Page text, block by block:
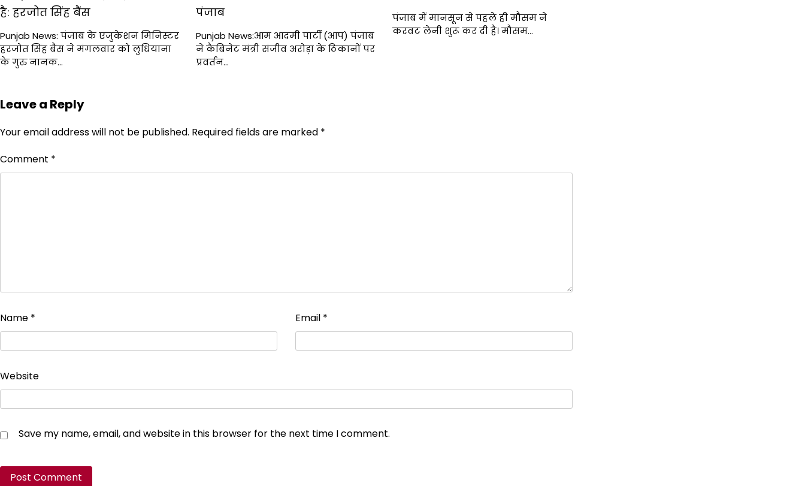
है: हरजोत सिंह बैंस
Punjab News: पंजाब के एजुकेशन मिनिस्टर
हरजोत सिंह बैंस ने मंगलवार को लुधियाना
के गुरु नानक…
पंजाब
Punjab News:आम आदमी पार्टी (आप) पंजाब
ने कैबिनेट मंत्री संजीव अरोड़ा के ठिकानों पर
प्रवर्तन…
पंजाब में मानसून से पहले ही मौसम ने
करवट लेनी शुरू कर दी है। मौसम…
Leave a Reply
Your email address will not be published. Required fields are marked *
Comment *
Name * Email *
Website
Save my name, email, and website in this browser for the next time I comment.